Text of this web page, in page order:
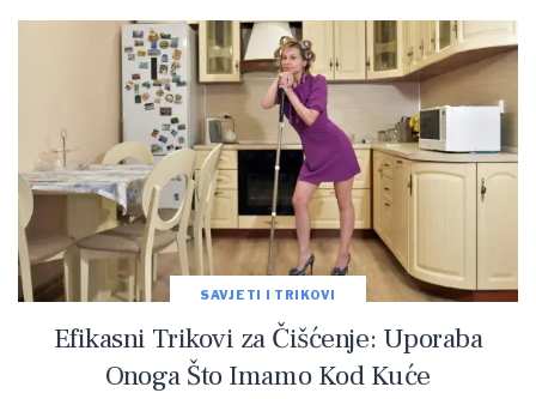
SAVJETI I TRIKOVI
Efikasni Trikovi za Čišćenje: Uporaba
Onoga Što Imamo Kod Kuće